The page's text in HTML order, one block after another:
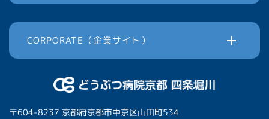
CORPORATE（企業サイト）
〒604-8237 京都府京都市中京区山田町534